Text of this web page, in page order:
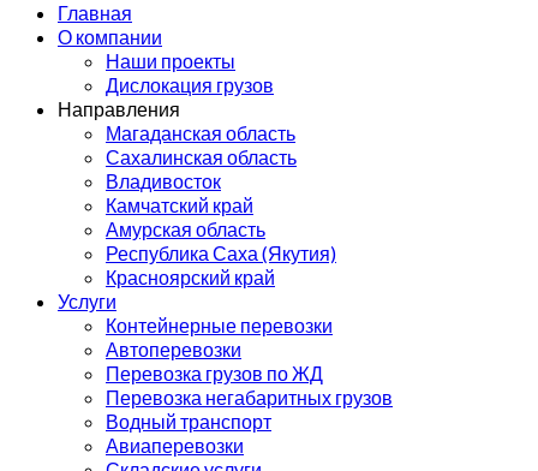
Главная
О компании
Наши проекты
Дислокация грузов
Направления
Магаданская область
Сахалинская область
Владивосток
Камчатский край
Амурская область
Республика Саха (Якутия)
Красноярский край
Услуги
Контейнерные перевозки
Автоперевозки
Перевозка грузов по ЖД
Перевозка негабаритных грузов
Водный транспорт
Авиаперевозки